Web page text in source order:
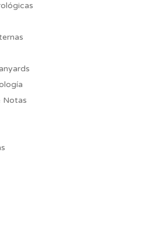
Notas